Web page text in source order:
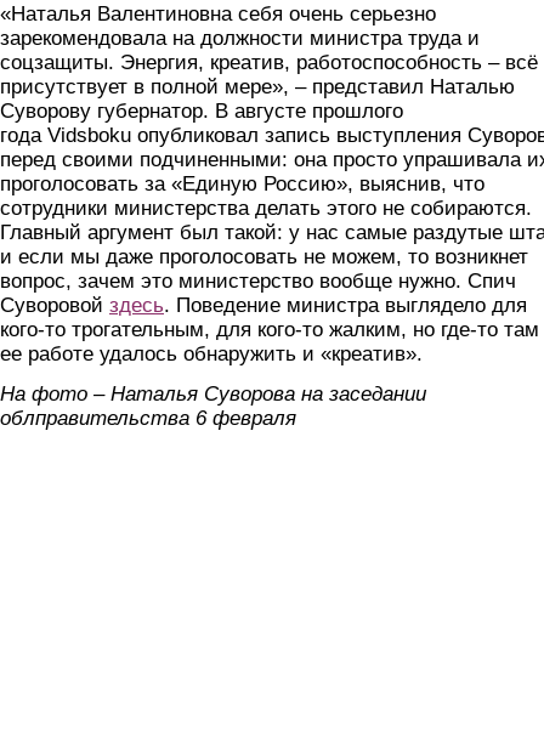
«Наталья Валентиновна себя очень серьезно
зарекомендовала на должности министра труда и
соцзащиты. Энергия, креатив, работоспособность – всё
присутствует в полной мере», – представил Наталью
Суворову губернатор. В августе прошлого
года Vidsboku опубликовал запись выступления
перед своими подчиненными: она просто упрашивала
проголосовать за «Единую Россию», выяснив, что
сотрудники министерства делать этого не собираются.
Главный аргумент был такой: у нас самые раздутые
и если мы даже проголосовать не можем, то возникнет
вопрос, зачем это министерство вообще нужно. Спич
Суворовой здесь. Поведение министра выглядело для
кого-то трогательным, для кого-то жалким, но где-то там
ее работе удалось обнаружить и «креатив».
На фото – Наталья Суворова на заседании
облправительства 6 февраля